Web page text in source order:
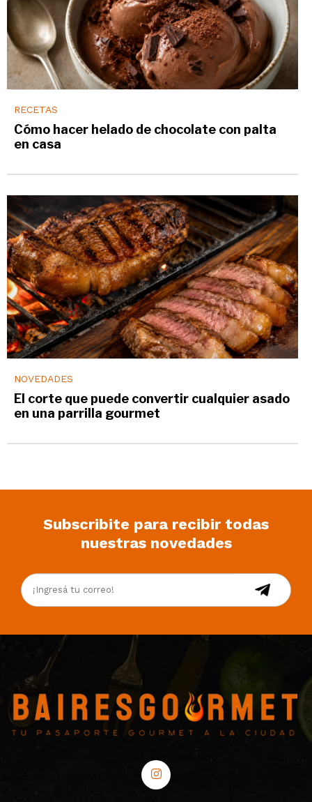
RECETAS
Cómo hacer helado de chocolate con palta
en casa
NOVEDADES
El corte que puede convertir cualquier asado
en una parrilla gourmet
Subscribite para recibir todas
nuestras novedades